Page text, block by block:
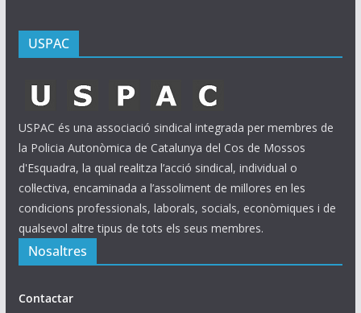
USPAC
USPAC és una associació sindical integrada per membres de
la Policia Autonòmica de Catalunya del Cos de Mossos
d'Esquadra, la qual realitza l’acció sindical, individual o
col·lectiva, encaminada a l’assoliment de millores en les
condicions professionals, laborals, socials, econòmiques i de
qualsevol altre tipus de tots els seus membres.
Nosaltres
Contactar